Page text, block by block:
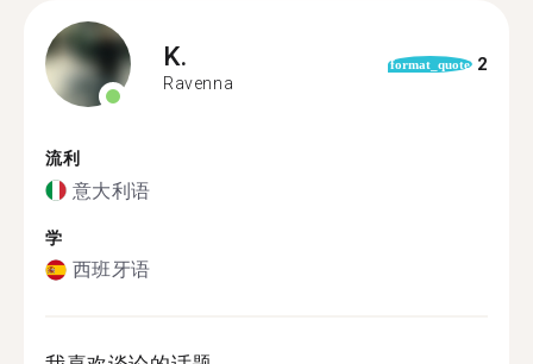
K.
Ravenna
format_quote 2
流利
意大利语
学
西班牙语